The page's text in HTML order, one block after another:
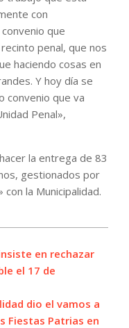
con
que
penal, que nos
haciendo cosas en
Y hoy día se
convenio que va
Penal»,
la entrega de 83
gestionados por
la Municipalidad.
en rechazar
el 17 de
dio el vamos a
Fiestas Patrias en